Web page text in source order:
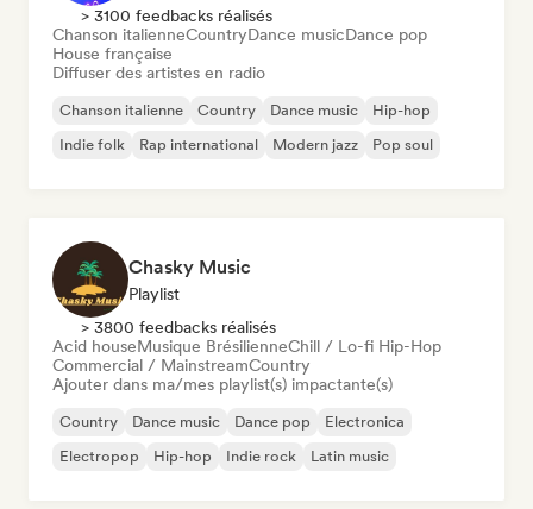
> 3100 feedbacks réalisés
Chanson italienneCountryDance musicDance pop
House française
Diffuser des artistes en radio
Chanson italienne Country Dance music
Hip-hop
Indie folk
Rap international Modern jazz Pop soul
Chasky Music
Playlist
> 3800 feedbacks réalisés
Acid houseMusique BrésilienneChill / Lo-fi Hip-Hop
Commercial / MainstreamCountry
Ajouter dans ma/mes playlist(s) impactante(s)
Country Dance music Dance pop
Electronica
Electropop
Hip-hop Indie rock Latin music